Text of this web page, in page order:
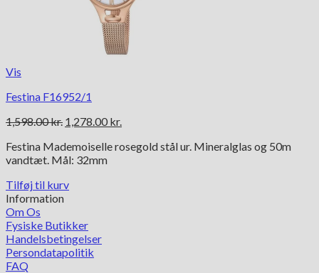
Vis
Festina F16952/1
1,598.00kr. Den
pris
var:
1,278.00 kr.
pris
Festina Mademoiselle rosegold stål ur. Mineralglas og 50m
vandtæt. Mål: 32mm
Tilføj til kurv
Information
Om Os
Fysiske Butikker
Handelsbetingelser
Persondatapolitik
FAQ